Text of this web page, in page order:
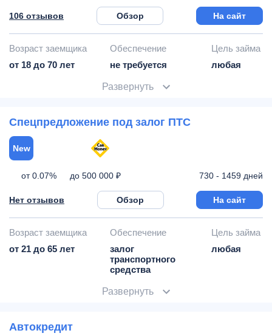
106 отзывов Обзор На сайт
Возраст заемщика Обеспечение
Цель займа
от 18 до 70 лет
не требуется любая
Развернуть
Спецпредложение под залог ПТС
New
от 0.07% до 500 000 ₽ 730 - 1459 дней
Нет отзывов Обзор На сайт
Возраст заемщика Обеспечение
Цель займа
от 21 до 65 лет
залог
транспортного
средства
любая
Развернуть
Автокредит